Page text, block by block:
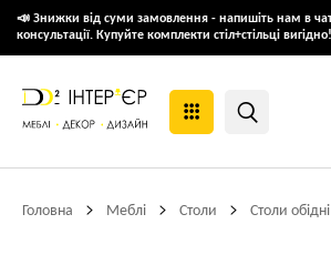
📣 Знижки від суми замовлення - напишіть нам в
консультації. Купуйте комплекти стіл+стільці вигідно!
Головна Меблі Столи Столи обідні